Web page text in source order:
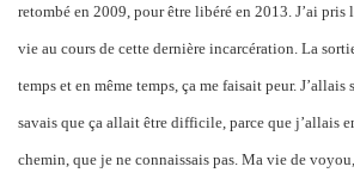
retombé en 2009, pour être libéré en 2013. J’ai pris
vie au cours de cette dernière incarcération. La
temps et en même temps, ça me faisait peur. J’allais
savais que ça allait être difficile, parce que j’allais
chemin, que je ne connaissais pas. Ma vie de